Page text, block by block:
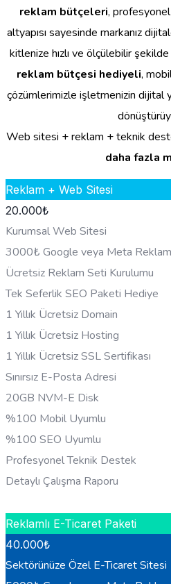
reklam bütçeleri,
altyapısı sayesinde markanız
kitlenize hızlı ve ölçülebilir
reklam bütçesi hediyeli,
çözümlerimizle işletmenizin dijital
Web sitesi + reklam + teknik
daha fazla
Reklam + Web Sitesi
20.000₺
Kurumsal Web Sitesi
3000₺ Google veya Meta
Ücretsiz Reklam Seti Kurulumu
Tek Seferlik SEO Paketi Hediye
1 Yıllık Ücretsiz Domain
1 Yıllık Ücretsiz Hosting
1 Yıllık Ücretsiz SSL Sertifikası
Sınırsız E-Posta Adresi
20GB NVM-E Disk
%100 Mobil Uyumlu
%100 SEO Uyumlu
Profesyonel Teknik Destek
Detaylı Çalışma Raporu
Reklamlı E-Ticaret Paketi
40.000₺
Sektörünüze Özel E-Ticaret Sitesi